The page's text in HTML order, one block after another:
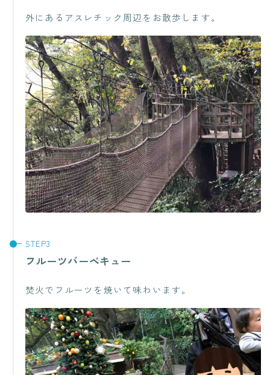
外にあるアスレチック周辺をお散歩します。
フルーツバーベキュー
焚火でフルーツを焼いて味わいます。